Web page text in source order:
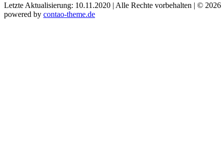
Letzte Aktualisierung: 10.11.2020 | Alle Rechte vorbehalten | © 2026
powered by contao-theme.de